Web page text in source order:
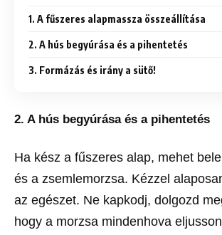
1. A fűszeres alapmassza összeállítása
2. A hús begyúrása és a pihentetés
3. Formázás és irány a sütő!
2. A hús begyúrása és a pihentetés
Ha kész a fűszeres alap, mehet
és a zsemlemorzsa. Kézzel
az egészet. Ne kapkodj, dolgozd
hogy a morzsa mindenhova